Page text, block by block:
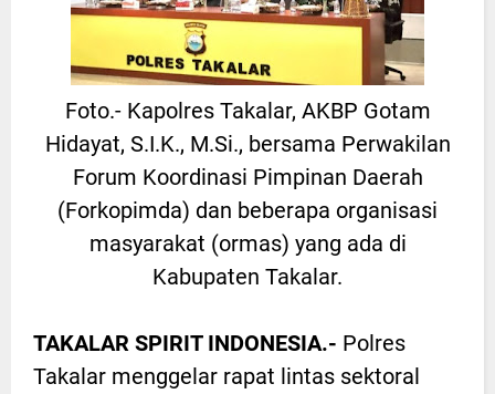
Foto.- Kapolres Takalar, AKBP Gotam
Hidayat, S.I.K., M.Si., bersama Perwakilan
Forum Koordinasi Pimpinan Daerah
(Forkopimda) dan beberapa organisasi
masyarakat (ormas) yang ada di
Kabupaten Takalar.
TAKALAR SPIRIT INDONESIA.- Polres
Takalar menggelar rapat lintas sektoral